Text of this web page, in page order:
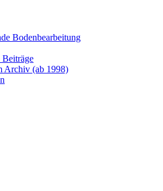
Bodenbearbeitung
Beiträge
Archiv (ab 1998)